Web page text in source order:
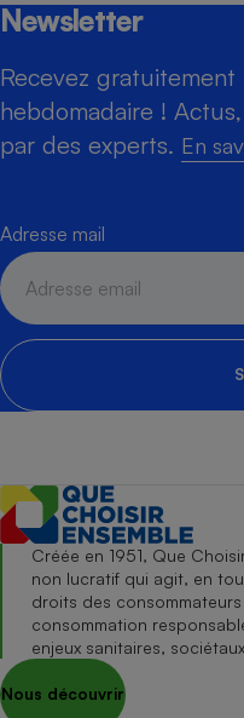
Newsletter
Recevez
hebdomadaire !
par des experts. En
Adresse mail
Créée en 1951, Que
non lucratif qui agit, en
droits des
consommation
enjeux sanitaires,
Nous découvrir